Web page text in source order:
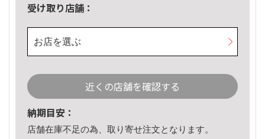
受け取り店舗：
お店を選ぶ
近くの店舗を確認する
納期目安：
店舗在庫不足の為、取り寄せ注文となります。